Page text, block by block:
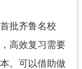
批齐鲁名校
高效复习需要
。可以借助做